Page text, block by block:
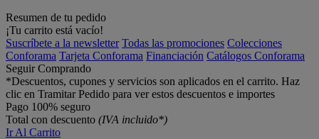
Resumen de tu pedido
¡Tu carrito está vacío!
Suscríbete a la newsletter Todas las promociones Colecciones
Conforama Tarjeta Conforama Financiación Catálogos Conforama
Seguir Comprando
*Descuentos, cupones y servicios son aplicados en el carrito. Haz
clic en Tramitar Pedido para ver estos descuentos e importes
Pago 100% seguro
Total con descuento (IVA incluido*)
Ir Al Carrito